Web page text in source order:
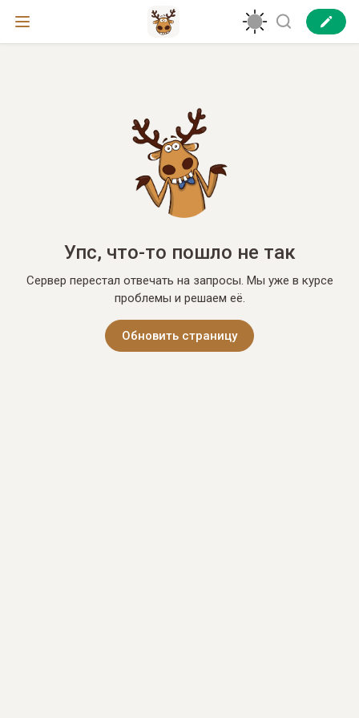
Упс, что-то пошло не так
Сервер перестал отвечать на запросы. Мы уже в курсе
проблемы и решаем её.
Обновить страницу